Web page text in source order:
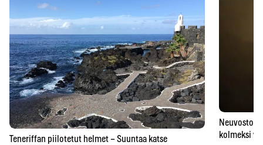
Teneriffan piilotetut helmet – Suuntaa katse
kolmeksi